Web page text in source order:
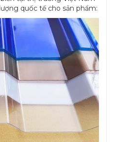
quốc tế cho sản phẩm: